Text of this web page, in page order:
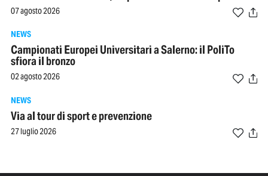
07 agosto 2026
NEWS
Campionati Europei Universitari a Salerno: il PoliTo
sfiora il bronzo
02 agosto 2026
NEWS
Via al tour di sport e prevenzione
27 luglio 2026